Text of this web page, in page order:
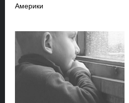
Америки